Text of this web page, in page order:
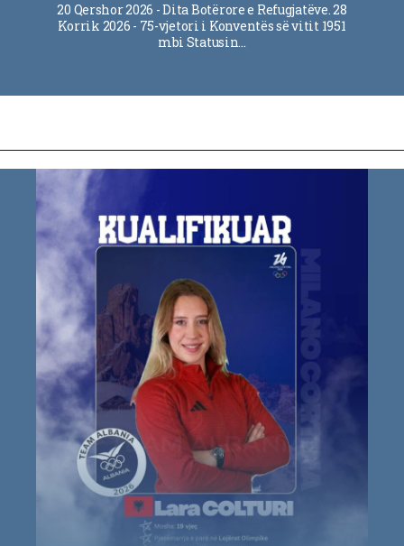
20 Qershor 2026 - Dita Botërore e Refugjatëve. 28
Korrik 2026 - 75-vjetori i Konventës së vitit 1951
mbi Statusin…